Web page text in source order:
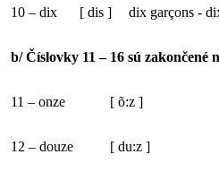
10 – dix [ dis ] dix garçons -
b/ Číslovky 11 – 16 sú zakončené
11 – onze [ õ:z ]
12 – douze [ du:z ]